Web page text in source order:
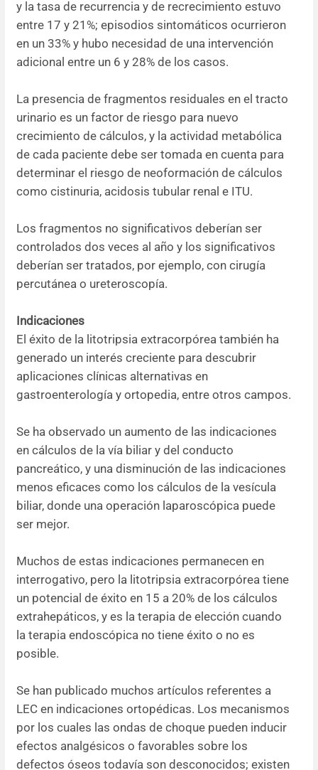
y la tasa de recurrencia y de recrecimiento estuvo
entre 17 y 21%; episodios sintomáticos ocurrieron
en un 33% y hubo necesidad de una intervención
adicional entre un 6 y 28% de los casos.
La presencia de fragmentos residuales en el tracto
urinario es un factor de riesgo para nuevo
crecimiento de cálculos, y la actividad metabólica
de cada paciente debe ser tomada en cuenta para
determinar el riesgo de neoformación de cálculos
como cistinuria, acidosis tubular renal e ITU.
Los fragmentos no significativos deberían ser
controlados dos veces al año y los significativos
deberían ser tratados, por ejemplo, con cirugía
percutánea o ureteroscopía.
Indicaciones
El éxito de la litotripsia extracorpórea también ha
generado un interés creciente para descubrir
aplicaciones clínicas alternativas en
gastroenterología y ortopedia, entre otros campos.
Se ha observado un aumento de las indicaciones
en cálculos de la vía biliar y del conducto
pancreático, y una disminución de las indicaciones
menos eficaces como los cálculos de la vesícula
biliar, donde una operación laparoscópica puede
ser mejor.
Muchos de estas indicaciones permanecen en
interrogativo, pero la litotripsia extracorpórea tiene
un potencial de éxito en 15 a 20% de los cálculos
extrahepáticos, y es la terapia de elección cuando
la terapia endoscópica no tiene éxito o no es
posible.
Se han publicado muchos artículos referentes a
LEC en indicaciones ortopédicas. Los mecanismos
por los cuales las ondas de choque pueden inducir
efectos analgésicos o favorables sobre los
defectos óseos todavía son desconocidos; existen